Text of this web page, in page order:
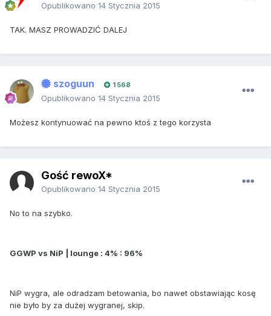
Opublikowano 14 Stycznia 2015
TAK. MASZ PROWADZIĆ DALEJ
szoguun 1 568
Opublikowano 14 Stycznia 2015
Możesz kontynuować na pewno ktoś z tego korzysta
Gość rewoX*
Opublikowano 14 Stycznia 2015
No to na szybko.
GGWP vs NiP | lounge : 4% : 96%
NiP wygra, ale odradzam betowania, bo nawet obstawiając kosę
nie było by za dużej wygranej, skip.